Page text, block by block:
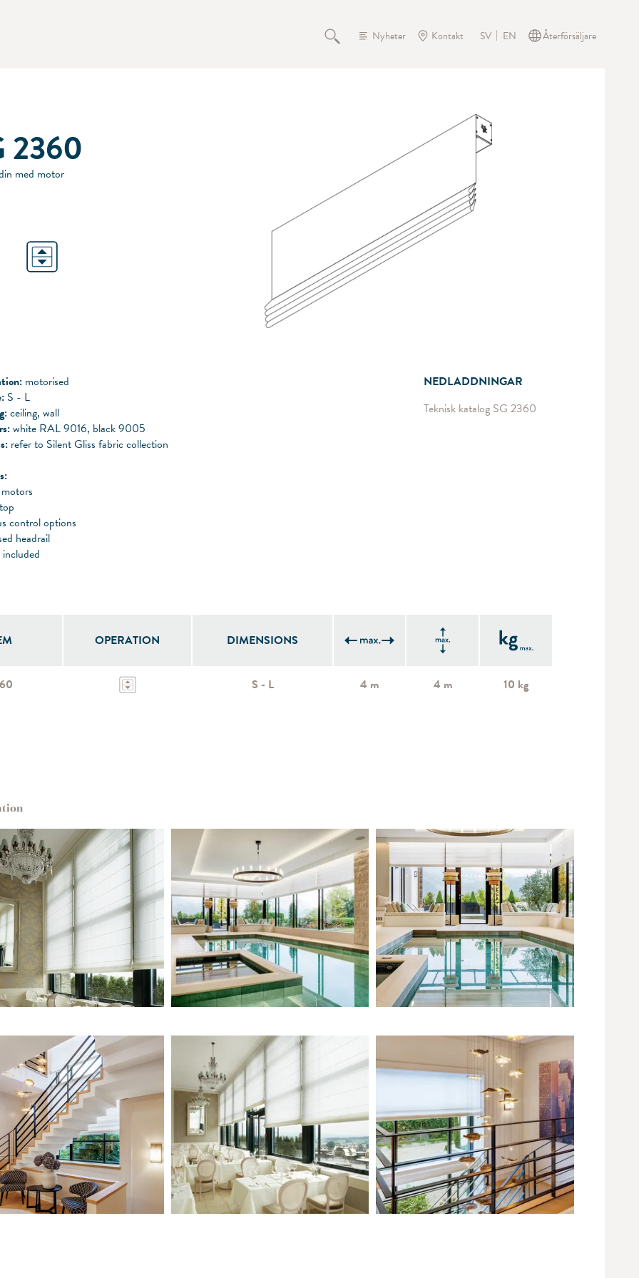
Nyheter Kontakt SV EN Återförsäljare
2360
med motor
motorised
S - L
ceiling, wall
white RAL 9016, black 9005
refer to Silent Gliss fabric collection
control options
headrail
included
NEDLADDNINGAR
Teknisk katalog SG 2360
OPERATION DIMENSIONS
S - L 4 m 4 m 10 kg